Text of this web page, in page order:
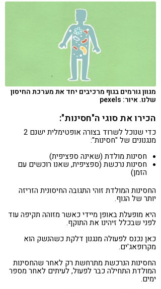
מגוון גורמים בגוף מרכיבים יחד את מערכת החיסון
שלנו. איור: pexels
הכירו את סוגי ה"חסינות":
כדי שנוכל לשרוד בצורה אופטימלית ישנם 2
מנגנונים של "חסינות":
חסינות מולדת (שאינה ספציפית)
חסינות נרכשת (ספציפית, שאנו רוכשים עם
הזמן)
החסינות המולדת זוהי התגובה החיסונית הזריזה
יותר של הגוף.
היא מופעלת באופן מיידי כאשר מזוהה תקיפה עוד
לפני שבכלל זיהינו את התוקף.
כאן נכנס לפעולה מנגנון דלקת כשהנשק הוא
מקרופאג'ים.
החסינות הנרכשת מתרחשת רק לאחר שהחסינות
המולדת התחילה כבר לפעול, לעיתים לאחר מספר
ימים.